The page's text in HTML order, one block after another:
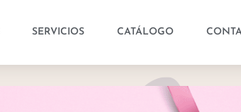
SERVICIOS CATÁLOGO